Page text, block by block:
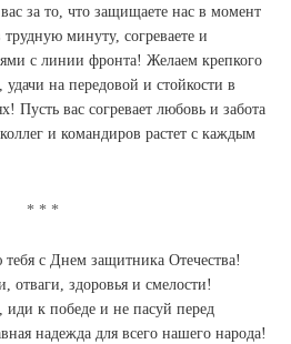
за то, что защищаете нас в момент
минуту, согреваете и
с линии фронта! Желаем крепкого
на передовой и стойкости в
Пусть вас согревает любовь и забота
и командиров растет с каждым
с Днем защитника Отечества!
здоровья и смелости!
иди к победе и не пасуй перед
надежда для всего нашего народа!